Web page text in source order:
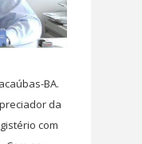
BA.
da
com